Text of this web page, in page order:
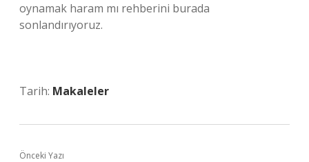
oynamak haram mı rehberini burada
sonlandırıyoruz.
Tarih: Makaleler
Önceki Yazı